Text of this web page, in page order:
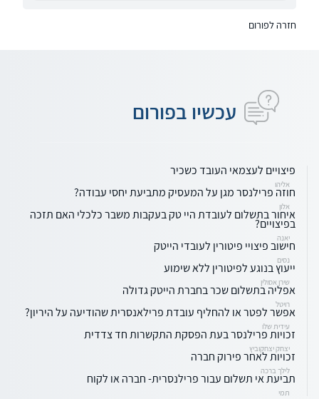
חזרה לפורום
עכשיו בפורום
פיצויים לעצמאי העובד כשכיר
אליהו
חוזה פרילנסר מגן על המעסיק מתביעת יחסי עבודה?
אלון
איחור בתשלום לעובדת היי טק בעקבות משבר כלכלי האם תזכה
בפיצויים?
יאנה
חישוב פיצויי פיטורין לעובדי הייטק
נסים
ייעוץ בנוגע לפיטורין ללא שימוע
שירן אסולין
אפליה בתשלום שכר בחברת הייטק גדולה
רויטל
אפשר לפטר או להחליף עובדת פרילאנסרית שהודיעה על היריון?
עידית שלו
זכויות פרילנסר בעת הפסקת התקשרות חד צדדית
יצחק יצחקוביץ
זכויות לאחר פירוק חברה
לילך ברכה
תביעת אי תשלום עבור פרילנסרית- חברה או לקוח
תמי